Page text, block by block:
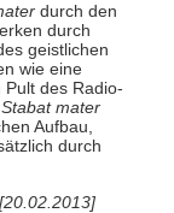
durch den
durch
geistlichen
wie eine
des Radio-
Stabat mater
Aufbau,
durch